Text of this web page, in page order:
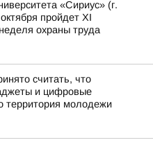
«Сириус» (г.
пройдет XI
охраны труда
считать, что
и цифровые
территория молодежи